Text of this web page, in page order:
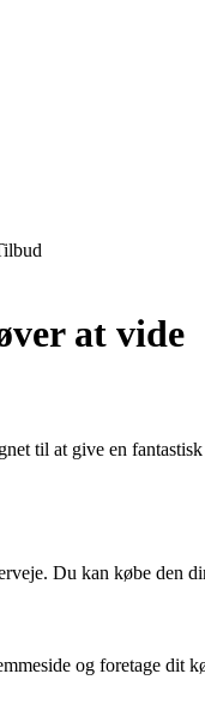
at vide
til at give en
Du kan købe den
og foretage